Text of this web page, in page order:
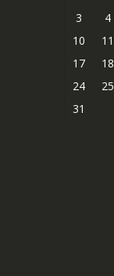
3
4
10
11
17
18
24
25
31